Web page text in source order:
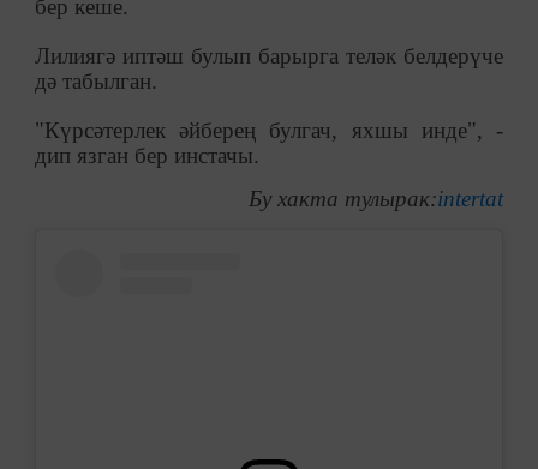
бер кеше.
Лилиягә иптәш булып барырга теләк белдерүче
дә табылган.
"Күрсәтерлек әйберең булгач, яхшы инде", -
дип язган бер инстачы.
Бу хакта тулырак:intertat